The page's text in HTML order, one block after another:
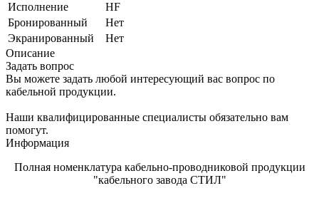
Исполнение
HF
Бронированный
Нет
Экранированный
Нет
Описание
Задать вопрос
Вы можете задать любой интересующий вас вопрос по
кабельной продукции.
Наши квалифицированные специалисты обязательно вам
помогут.
Информация
Полная номенклатура кабельно-проводниковой продукции
"кабельного завода СТИЛ"